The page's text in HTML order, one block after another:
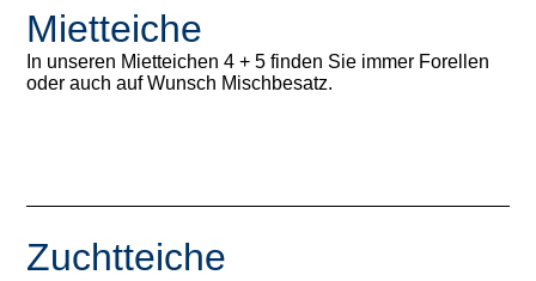
Mietteiche
In unseren Mietteichen 4 + 5 finden Sie immer Forellen
oder auch auf Wunsch Mischbesatz.
Zuchtteiche